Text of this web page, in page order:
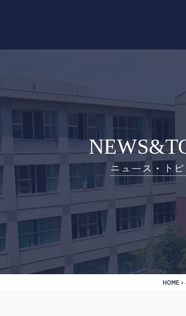
ニュース・ト
HOME ›